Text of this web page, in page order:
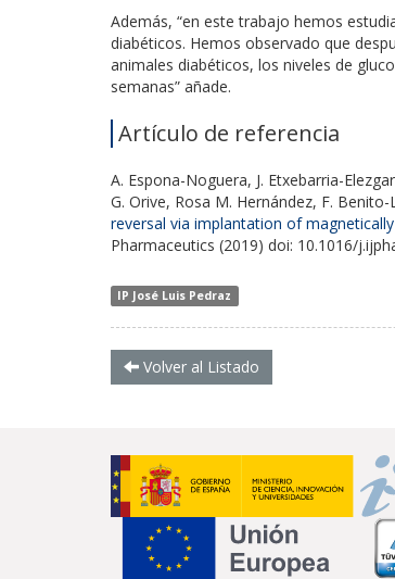
Además, “en este trabajo hemos
diabéticos. Hemos observado que
animales diabéticos, los niveles de
semanas” añade.
Artículo de referencia
A. Espona-Noguera, J. Etxebarria-
G. Orive, Rosa M. Hernández, F.
reversal via implantation of
Pharmaceutics (2019) doi: 10.1016/
IP José Luis Pedraz
Volver al Listado